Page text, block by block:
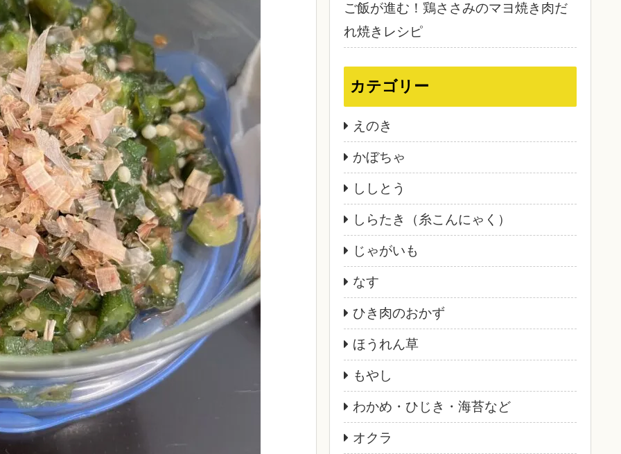
ご飯が進む！鶏ささみのマヨ焼き肉だ
れ焼きレシピ
カテゴリー
えのき
かぼちゃ
ししとう
しらたき（糸こんにゃく）
じゃがいも
なす
ひき肉のおかず
ほうれん草
もやし
わかめ・ひじき・海苔など
オクラ